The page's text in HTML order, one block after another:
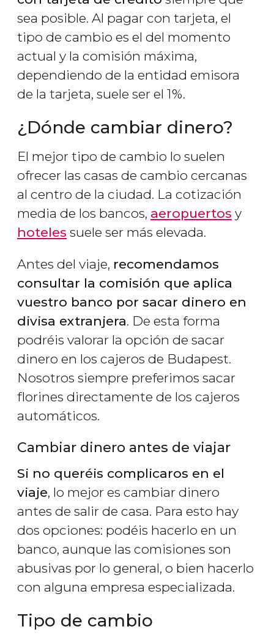
sea posible. Al pagar con tarjeta, el
tipo de cambio es el del momento
actual y la comisión máxima,
dependiendo de la entidad emisora
de la tarjeta, suele ser el 1%.
¿Dónde cambiar dinero?
El mejor tipo de cambio lo suelen
ofrecer las casas de cambio cercanas
al centro de la ciudad. La cotización
media de los bancos, aeropuertos y
hoteles suele ser más elevada.
Antes del viaje, recomendamos
consultar la comisión que aplica
vuestro banco por sacar dinero en
divisa extranjera. De esta forma
podréis valorar la opción de sacar
dinero en los cajeros de Budapest.
Nosotros siempre preferimos sacar
florines directamente de los cajeros
automáticos.
Cambiar dinero antes de viajar
Si no queréis complicaros en el
viaje, lo mejor es cambiar dinero
antes de salir de casa. Para esto hay
dos opciones: podéis hacerlo en un
banco, aunque las comisiones son
abusivas por lo general, o bien hacerlo
con alguna empresa especializada.
Tipo de cambio